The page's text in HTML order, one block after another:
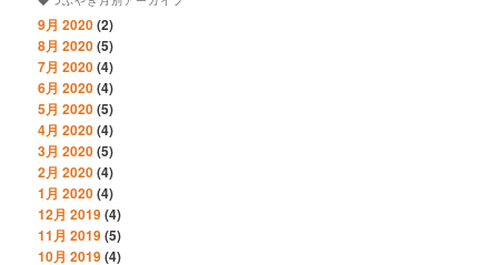
9月 2020(2)
8月 2020(5)
7月 2020(4)
6月 2020(4)
5月 2020(5)
4月 2020(4)
3月 2020(5)
2月 2020(4)
1月 2020(4)
12月 2019(4)
11月 2019(5)
10月 2019(4)